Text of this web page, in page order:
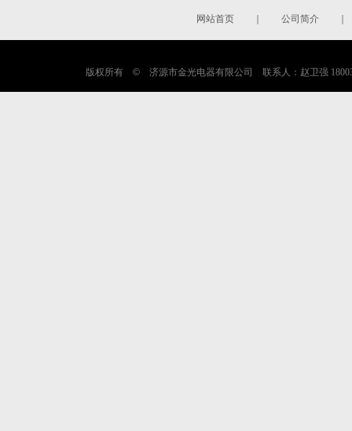
网站首页 公司简介
版权所有 © 济源市金光电器有限公司 联系人：赵卫强